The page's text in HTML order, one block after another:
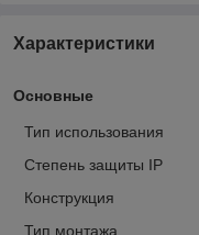
Характеристики
Основные
Тип использования
Степень защиты IP
Конструкция
Тип монтажа